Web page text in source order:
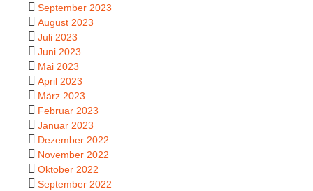
September 2023
August 2023
Juli 2023
Juni 2023
Mai 2023
April 2023
März 2023
Februar 2023
Januar 2023
Dezember 2022
November 2022
Oktober 2022
September 2022